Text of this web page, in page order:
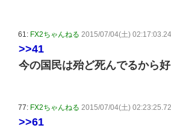
61: FX2ちゃんねる 2015/07/04(土)
>>41
今の国民は殆ど死んでるから
77: FX2ちゃんねる 2015/07/04(土)
>>61